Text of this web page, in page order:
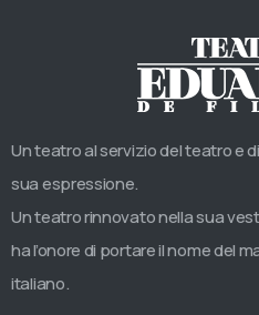
Un teatro al servizio del teatro e
sua espressione.
Un teatro rinnovato nella sua
ha l’onore di portare il nome del
italiano.